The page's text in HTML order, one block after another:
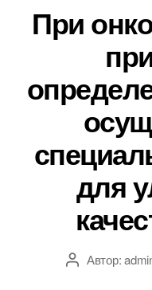
При
для
АвторАвтор: